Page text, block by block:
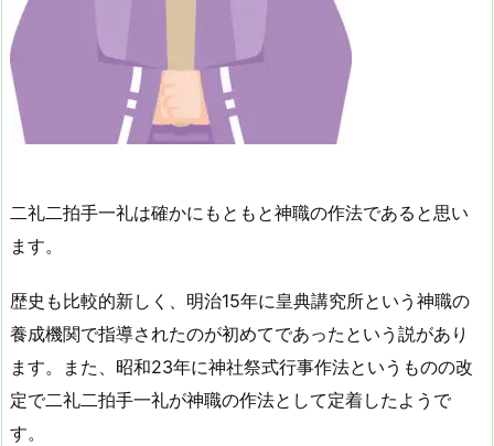
二礼二拍手一礼は確かにもともと神職の作法であると思い
ます。
歴史も比較的新しく、明治15年に皇典講究所という神職の
養成機関で指導されたのが初めてであったという説があり
ます。また、昭和23年に神社祭式行事作法というものの改
定で二礼二拍手一礼が神職の作法として定着したようで
す。